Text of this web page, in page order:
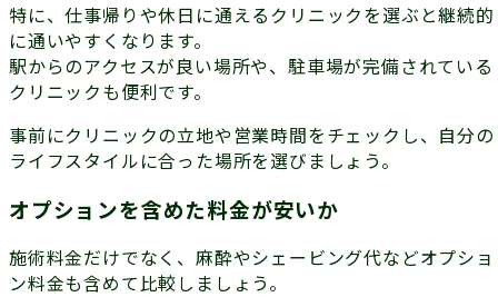
特に、仕事帰りや休日に通えるクリニックを選ぶと継続的
に通いやすくなります。
駅からのアクセスが良い場所や、駐車場が完備されている
クリニックも便利です。
事前にクリニックの立地や営業時間をチェックし、自分の
ライフスタイルに合った場所を選びましょう。
オプションを含めた料金が安いか
施術料金だけでなく、麻酔やシェービング代などオプショ
ン料金も含めて比較しましょう。